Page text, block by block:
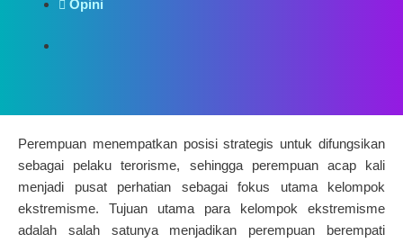
Opini
Perempuan menempatkan posisi strategis untuk difungsikan
sebagai pelaku terorisme, sehingga perempuan acap kali
menjadi pusat perhatian sebagai fokus utama kelompok
ekstremisme. Tujuan utama para kelompok ekstremisme
adalah salah satunya menjadikan perempuan berempati